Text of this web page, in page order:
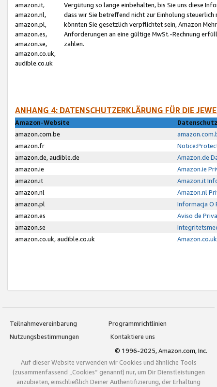
amazon.it,
amazon.nl,
amazon.pl,
amazon.es,
amazon.se,
amazon.co.uk,
audible.co.uk
Vergütung so lange einbehalten, bis Sie uns diese
dass wir Sie betreffend nicht zur Einholung
könnten Sie gesetzlich verpflichtet sein, Amazon
Anforderungen an eine gültige MwSt.-Rechnung
zahlen.
ANHANG 4: DATENSCHUTZERKLÄRUNG FÜR DIE
Amazon-Website
amazon.com.be
amazon.fr
amazon.de, audible.de
Amazon.de
amazon.ie
Amazon.ie
amazon.it
Amazon.it
amazon.nl
Amazon.nl
amazon.pl
Informacja O
amazon.es
Aviso de
amazon.se
amazon.co.uk, audible.co.uk
Teilnahmevereinbarung
Programmrichtlinien
Nutzungsbestimmungen
Kontaktiere uns
© 1996-2025, Amazon.com, Inc.
Auf dieser Website verwenden wir Cookies und ähnliche Tools
(zusammenfassend „Cookies“ genannt) nur, um Dir Dienstleistungen
anzubieten, einschließlich Deiner Authentifizierung, der Erhaltung